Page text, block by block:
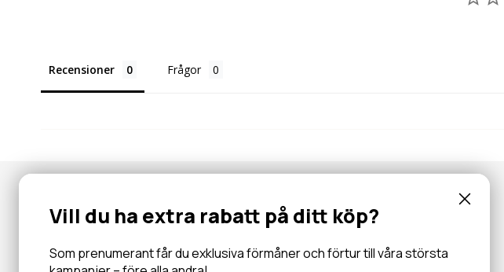
Recensioner Frågor
Nyhetsbrev
inbjudningar och mycket mer.
Vill du ha extra rabatt på ditt köp?
Som prenumerant får du exklusiva förmåner och förtur till våra största